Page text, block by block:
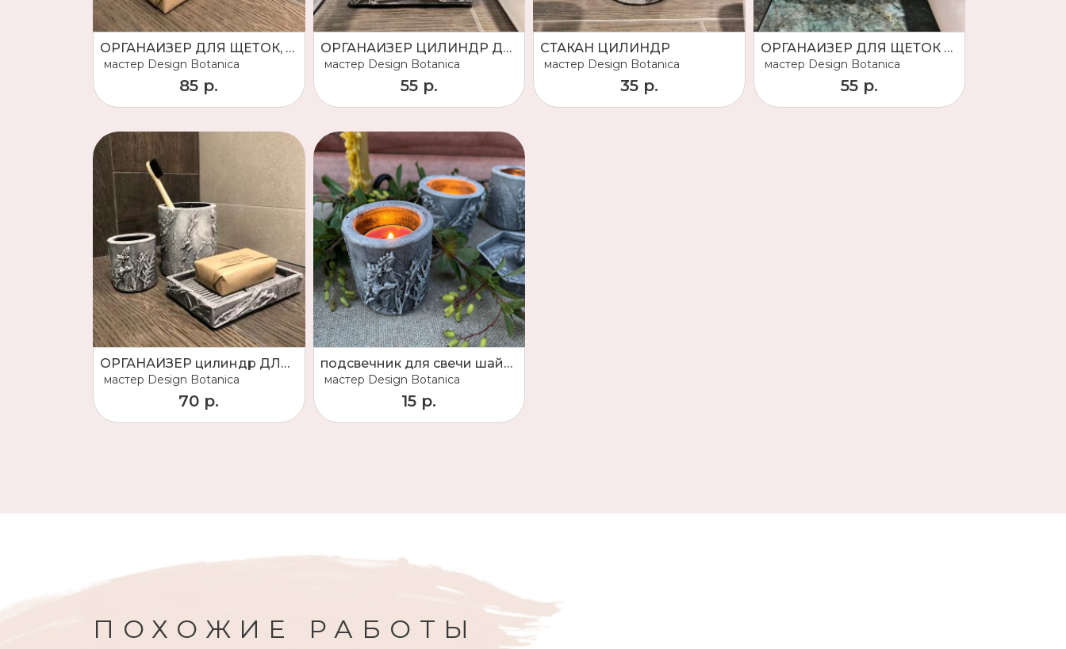
ОРГАНАЙЗЕР ДЛЯ ЩЕТОК, МЫЛЬНИЦА И ПОДНОС
мастер Design Botanica
85 р.
ОРГАНАЙЗЕР ЦИЛИНДР ДЛЯ ЩЕТОК И МЫЛЬНИЦА, серый
мастер Design Botanica
55 р.
СТАКАН ЦИЛИНДР
мастер Design Botanica
35 р.
ОРГАНАЙЗЕР ДЛЯ ЩЕТОК И МЫЛЬНИЦА, квадрат
мастер Design Botanica
55 р.
ОРГАНАЙЗЕР цилиндр ДЛЯ ЩЕТОК, МЫЛЬНИЦА И ПОДСВЕЧНИК
мастер Design Botanica
70 р.
подсвечник для свечи шайбы
мастер Design Botanica
15 р.
ПОХОЖИЕ РАБОТЫ